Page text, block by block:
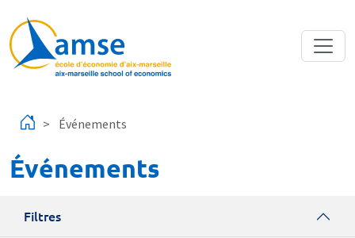
Événements
Événements
Filtres